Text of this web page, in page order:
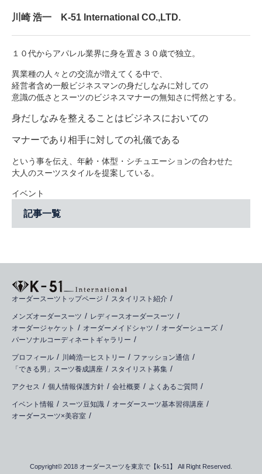
川崎 浩一 K-51 International CO.,LTD.
１０代からアパレル業界に身を置き３０歳で独立。
異業種の人々との交流が増えてくる中で、
経営者含め一般ビジネスマンの身だしなみに対しての
意識の低さとスーツのビジネスマナーの無知さに愕然とする。
身だしなみを整えることはビジネスにおいての
マナーであり 相手に対しての礼儀である
という事を伝え、年齢・体型・シチュエーションの合わせた
大人のスーツスタイルを提案している。
イベント
記事一覧
オーダースーツトップページ スタイリスト紹介
メンズオーダースーツ
レディースオーダースーツ
オーダージャケット
オーダーメイドシャツ
オーダーシューズ
パーソナルコーディネートギャラリー
プロフィール 川崎浩一ヒストリー
ファッション通信
「できる男」スーツ養成講座
スタイリスト募集
アクセス 個人情報保護方針 会社概要 よくあるご質問
イベント情報 スーツ豆知識
オーダースーツ基本習得講座
オーダースーツ×美容室
Copyright© 2018 オーダースーツを東京で【k-51】 All Right Reserved.